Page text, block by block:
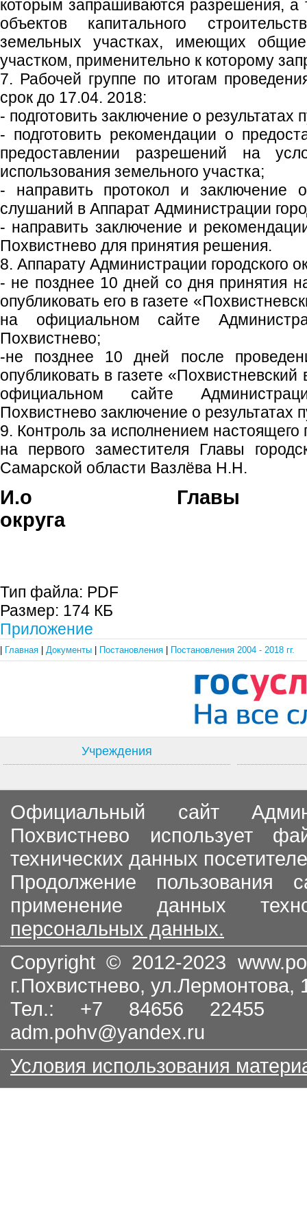
которым запрашиваются разрешения, а
объектов капитального
земельных участках, имеющих
участком, применительно к которому
7. Рабочей группе по итогам
срок до 17.04. 2018:
- подготовить заключение о
- подготовить рекомендации о
предоставлении разрешений на
использования земельного участка;
- направить протокол и заключение
слушаний в Аппарат Администрации
- направить заключение и
Похвистнево для принятия решения.
8. Аппарату Администрации городского
- не позднее 10 дней со дня принятия
опубликовать его в газете
на официальном сайте
Похвистнево;
-не позднее 10 дней после
опубликовать в газете
официальном сайте
Похвистнево заключение о результатах
9. Контроль за исполнением настоящего
на первого заместителя Главы
Самарской области Вазлёва Н.Н.
И.о Главы
округа Н.Н.
Тип файла: PDF
Размер: 174 КБ
Приложение
Главная Документы Постановления Постановления 2004 - 2018 гг.
Учреждения
Официальный сайт
Похвистнево использует
технических данных
Продолжение пользования
применение данных
персональных данных.
Copyright © 2012-2023
г.Похвистнево, ул.Лермонтова,
Тел.: +7 84656
adm.pohv@yandex.ru
Условия использования